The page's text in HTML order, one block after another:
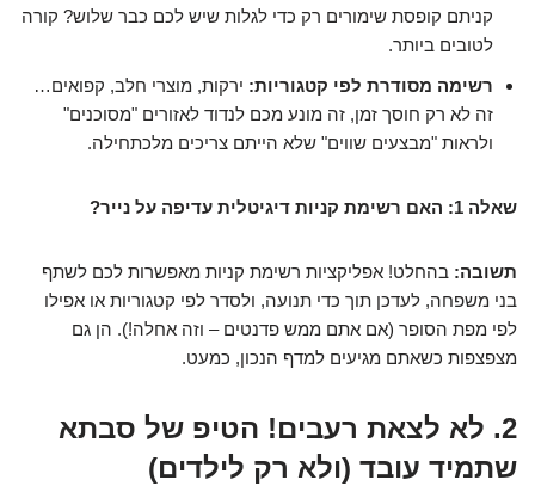
קניתם קופסת שימורים רק כדי לגלות שיש לכם כבר שלוש? קורה
לטובים ביותר.
רשימה מסודרת לפי קטגוריות: ירקות, מוצרי חלב, קפואים…
זה לא רק חוסך זמן, זה מונע מכם לנדוד לאזורים "מסוכנים"
ולראות "מבצעים שווים" שלא הייתם צריכים מלכתחילה.
שאלה 1: האם רשימת קניות דיגיטלית עדיפה על נייר?
תשובה: בהחלט! אפליקציות רשימת קניות מאפשרות לכם לשתף
בני משפחה, לעדכן תוך כדי תנועה, ולסדר לפי קטגוריות או אפילו
לפי מפת הסופר (אם אתם ממש פדנטים – וזה אחלה!). הן גם
מצפצפות כשאתם מגיעים למדף הנכון, כמעט.
2. לא לצאת רעבים! הטיפ של סבתא
שתמיד עובד (ולא רק לילדים)